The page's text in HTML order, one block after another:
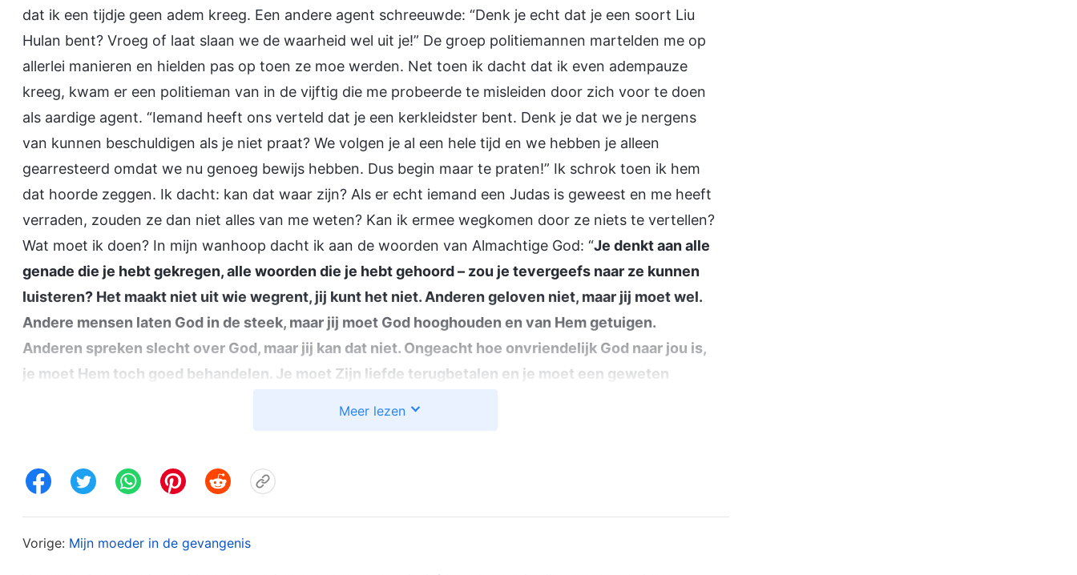
dat ik een tijdje geen adem kreeg. Een andere agent schreeuwde: “Denk je echt dat je een soort Liu
Hulan bent? Vroeg of laat slaan we de waarheid wel uit je!” De groep politiemannen martelden me op
allerlei manieren en hielden pas op toen ze moe werden. Net toen ik dacht dat ik even adempauze
kreeg, kwam er een politieman van in de vijftig die me probeerde te misleiden door zich voor te doen
als aardige agent. “Iemand heeft ons verteld dat je een kerkleidster bent. Denk je dat we je nergens
van kunnen beschuldigen als je niet praat? We volgen je al een hele tijd en we hebben je alleen
gearresteerd omdat we nu genoeg bewijs hebben. Dus begin maar te praten!” Ik schrok toen ik hem
dat hoorde zeggen. Ik dacht: kan dat waar zijn? Als er echt iemand een Judas is geweest en me heeft
verraden, zouden ze dan niet alles van me weten? Kan ik ermee wegkomen door ze niets te vertellen?
Wat moet ik doen? In mijn wanhoop dacht ik aan de woorden van Almachtige God: “Je denkt aan alle
genade die je hebt gekregen, alle woorden die je hebt gehoord – zou je tevergeefs naar ze kunnen
luisteren? Het maakt niet uit wie wegrent, jij kunt het niet. Anderen geloven niet, maar jij moet wel.
Andere mensen laten God in de steek, maar jij moet God hooghouden en van Hem getuigen.
Anderen spreken slecht over God, maar jij kan dat niet. Ongeacht hoe onvriendelijk God naar jou is,
je moet Hem toch goed behandelen. Je moet Zijn liefde terugbetalen en je moet een geweten
aan jullie zelf ”(Het Woord, Deel I, De verschijning en het werk van God, Het belang van het redden van de
gevolgd, hoe ik van de eindeloze liefde en warmte van God had genoten, de overvloedige
Meer lezen
Vorige: Mijn moeder in de gevangenis